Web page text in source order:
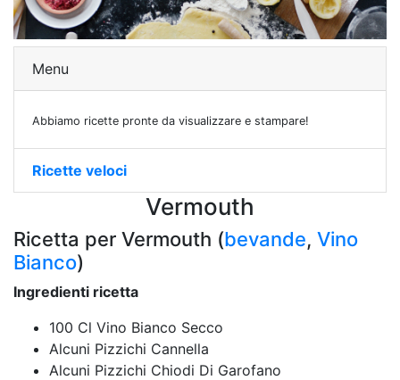
Menu
Abbiamo ricette pronte da visualizzare e stampare!
Ricette veloci
Vermouth
Ricetta per Vermouth (bevande, Vino
Bianco)
Ingredienti ricetta
100 Cl Vino Bianco Secco
Alcuni Pizzichi Cannella
Alcuni Pizzichi Chiodi Di Garofano